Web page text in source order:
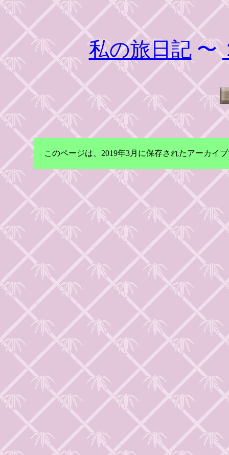
私の旅日記〜
このページは、2019年3月に保存されたアーカイ